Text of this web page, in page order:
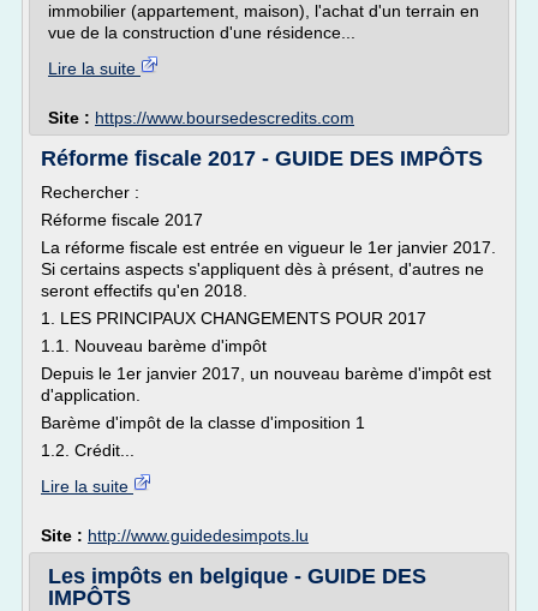
immobilier (appartement, maison), l'achat d'un terrain en
vue de la construction d'une résidence...
Lire la suite
Site : https://www.boursedescredits.com
Réforme fiscale 2017 - GUIDE DES IMPÔTS
Rechercher :
Réforme fiscale 2017
La réforme fiscale est entrée en vigueur le 1er janvier 2017.
Si certains aspects s'appliquent dès à présent, d'autres ne
seront effectifs qu'en 2018.
1. LES PRINCIPAUX CHANGEMENTS POUR 2017
1.1. Nouveau barème d'impôt
Depuis le 1er janvier 2017, un nouveau barème d'impôt est
d'application.
Barème d'impôt de la classe d'imposition 1
1.2. Crédit...
Lire la suite
Site : http://www.guidedesimpots.lu
Les impôts en belgique - GUIDE DES
IMPÔTS